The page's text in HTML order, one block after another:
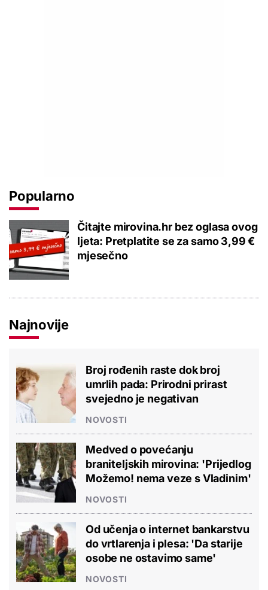
Popularno
Čitajte mirovina.hr bez oglasa ovog
ljeta: Pretplatite se za samo 3,99 €
mjesečno
Najnovije
Broj rođenih raste dok broj
umrlih pada: Prirodni prirast
svejedno je negativan
NOVOSTI
Medved o povećanju
braniteljskih mirovina: 'Prijedlog
Možemo! nema veze s Vladinim'
NOVOSTI
Od učenja o internet bankarstvu
do vrtlarenja i plesa: 'Da starije
osobe ne ostavimo same'
NOVOSTI